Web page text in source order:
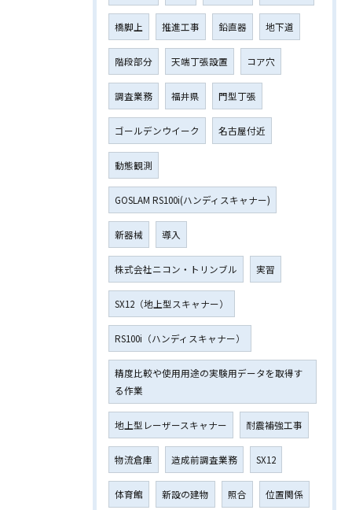
橋脚上 推進工事 鉛直器 地下道
階段部分 天端丁張設置 コア穴
調査業務 福井県 門型丁張
ゴールデンウイーク 名古屋付近
動態観測
GOSLAM RS100i(ハンディスキャナー)
新器械 導入
株式会社ニコン・トリンブル 実習
SX12（地上型スキャナー）
RS100i（ハンディスキャナー）
精度比較や使用用途の実験用データを取得す
る作業
地上型レーザースキャナー 耐震補強工事
物流倉庫 造成前調査業務 SX12
体育館 新設の建物 照合 位置関係